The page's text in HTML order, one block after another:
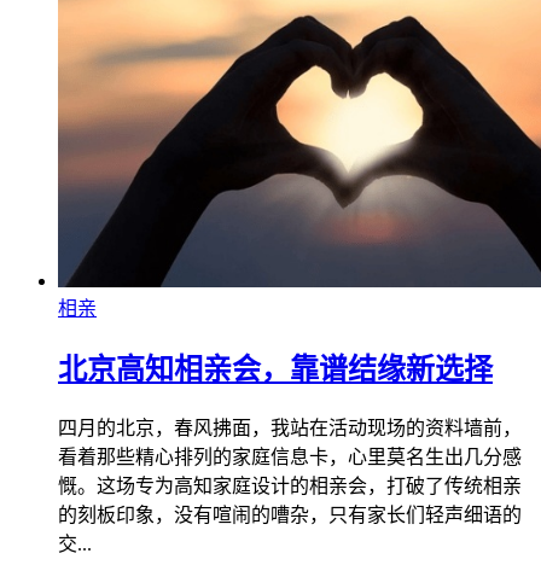
相亲
北京高知相亲会，靠谱结缘新选择
四月的北京，春风拂面，我站在活动现场的资料墙前，
看着那些精心排列的家庭信息卡，心里莫名生出几分感
慨。这场专为高知家庭设计的相亲会，打破了传统相亲
的刻板印象，没有喧闹的嘈杂，只有家长们轻声细语的
交...